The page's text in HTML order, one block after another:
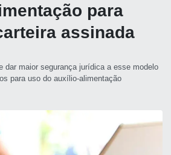
para
assinada
dar maior segurança jurídica a esse modelo
para uso do auxílio-alimentação